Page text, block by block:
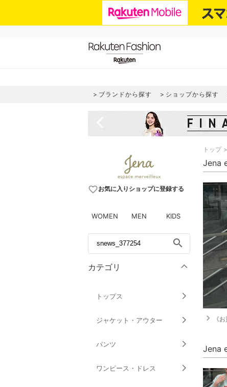
ブランドから探す ショップから探す
favorite_borderお気に入りショップに登録する
WOMEN MEN KIDS
search
カテゴリ
トップス
ジャケット・アウター
パンツ
ワンピース・ドレス
トップ
Jena
navigate_next 《
Jena